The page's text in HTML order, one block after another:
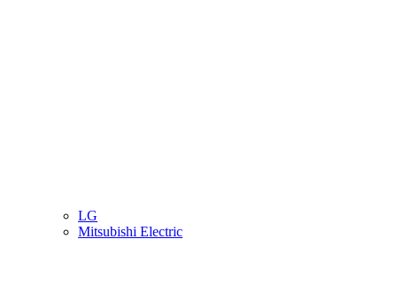
LG
Mitsubishi Electric